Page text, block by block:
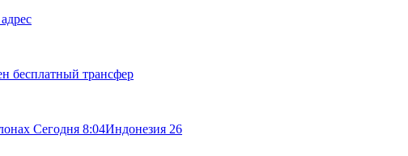
бесплатный трансфер
Сегодня 8:04Индонезия 26